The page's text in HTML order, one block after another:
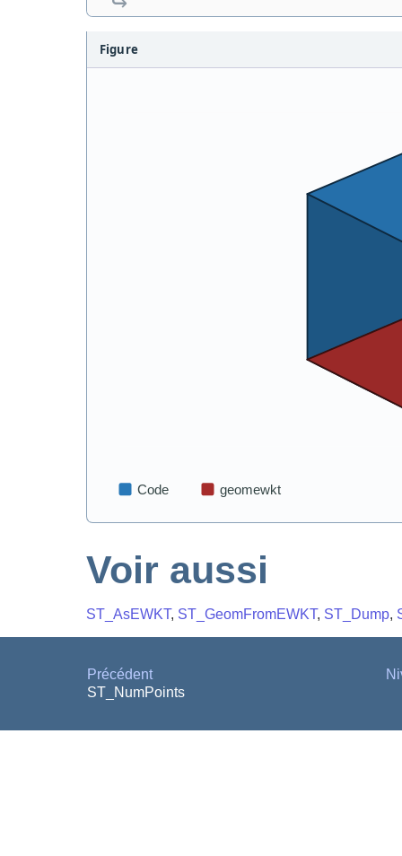
Figure
Voir aussi
ST_AsEWKT, ST_GeomFromEWKT, ST_Dump,
Précédent
ST_NumPoints